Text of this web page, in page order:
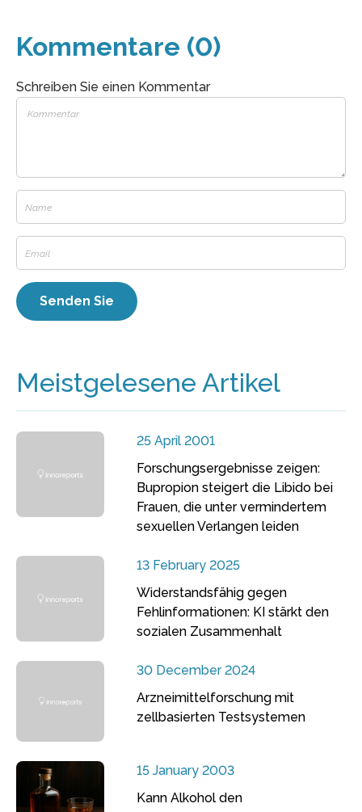
Kommentare (0)
Schreiben Sie einen Kommentar
Meistgelesene Artikel
25 April 2001
Forschungsergebnisse zeigen:
Bupropion steigert die Libido bei
Frauen, die unter vermindertem
sexuellen Verlangen leiden
13 February 2025
Widerstandsfähig gegen
Fehlinformationen: KI stärkt den
sozialen Zusammenhalt
30 December 2024
Arzneimittelforschung mit
zellbasierten Testsystemen
15 January 2003
Kann Alkohol den